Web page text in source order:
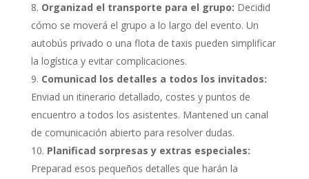
Organizad el transporte para el grupo: Decidid
cómo se moverá el grupo a lo largo del evento. Un
autobús privado o una flota de taxis pueden simplificar
la logística y evitar complicaciones.
Comunicad los detalles a todos los invitados:
Enviad un itinerario detallado, costes y puntos de
encuentro a todos los asistentes. Mantened un canal
de comunicación abierto para resolver dudas.
Planificad sorpresas y extras especiales:
Preparad esos pequeños detalles que harán la